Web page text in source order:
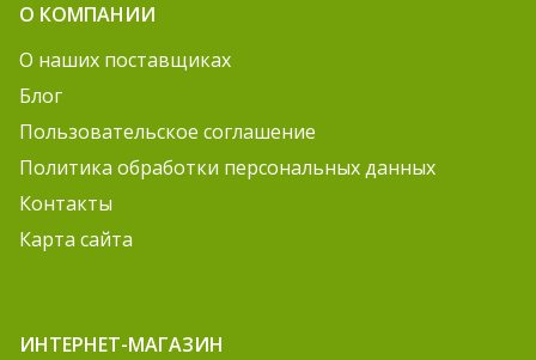
О КОМПАНИИ
О наших поставщиках
Блог
Пользовательское соглашение
Политика обработки персональных данных
Контакты
Карта сайта
ИНТЕРНЕТ-МАГАЗИН